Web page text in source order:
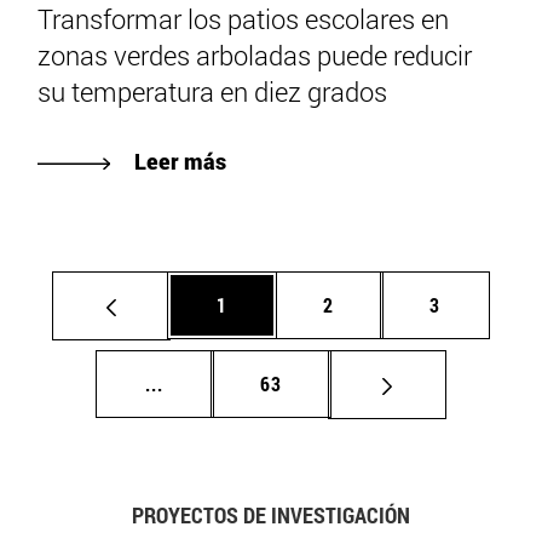
Transformar los patios escolares en
zonas verdes arboladas puede reducir
su temperatura en diez grados
Leer más
Página
1 Página
2 Página
3
... Páginas intermedias Use TAB para
Página
63
PROYECTOS DE INVESTIGACIÓN